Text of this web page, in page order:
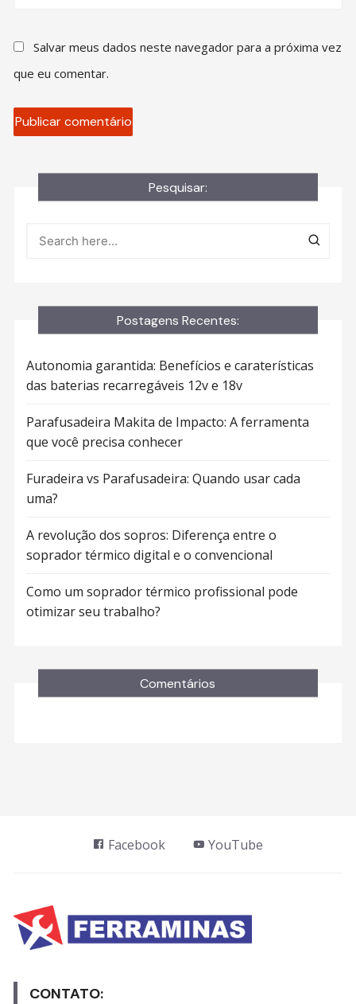
Salvar meus dados neste navegador para a próxima vez
que eu comentar.
Pesquisar:
Postagens Recentes:
Autonomia garantida: Benefícios e caraterísticas
das baterias recarregáveis 12v e 18v
Parafusadeira Makita de Impacto: A ferramenta
que você precisa conhecer
Furadeira vs Parafusadeira: Quando usar cada
uma?
A revolução dos sopros: Diferença entre o
soprador térmico digital e o convencional
Como um soprador térmico profissional pode
otimizar seu trabalho?
Comentários
Facebook YouTube
CONTATO: